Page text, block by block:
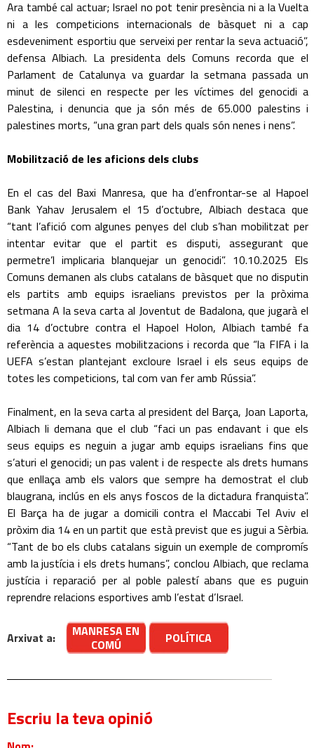
Ara també cal actuar; Israel no pot tenir presència ni a la Vuelta
ni a les competicions internacionals de bàsquet ni a cap
esdeveniment esportiu que serveixi per rentar la seva actuació”,
defensa Albiach. La presidenta dels Comuns recorda que el
Parlament de Catalunya va guardar la setmana passada un
minut de silenci en respecte per les víctimes del genocidi a
Palestina, i denuncia que ja són més de 65.000 palestins i
palestines morts, “una gran part dels quals són nenes i nens”.
Mobilització de les aficions dels clubs
En el cas del Baxi Manresa, que ha d’enfrontar-se al Hapoel
Bank Yahav Jerusalem el 15 d’octubre, Albiach destaca que
“tant l’afició com algunes penyes del club s’han mobilitzat per
intentar evitar que el partit es disputi, assegurant que
permetre’l implicaria blanquejar un genocidi”. 10.10.2025 Els
Comuns demanen als clubs catalans de bàsquet que no disputin
els partits amb equips israelians previstos per la pròxima
setmana A la seva carta al Joventut de Badalona, que jugarà el
dia 14 d’octubre contra el Hapoel Holon, Albiach també fa
referència a aquestes mobilitzacions i recorda que “la FIFA i la
UEFA s’estan plantejant excloure Israel i els seus equips de
totes les competicions, tal com van fer amb Rússia”.
Finalment, en la seva carta al president del Barça, Joan Laporta,
Albiach li demana que el club “faci un pas endavant i que els
seus equips es neguin a jugar amb equips israelians fins que
s’aturi el genocidi; un pas valent i de respecte als drets humans
que enllaça amb els valors que sempre ha demostrat el club
blaugrana, inclús en els anys foscos de la dictadura franquista”.
El Barça ha de jugar a domicili contra el Maccabi Tel Aviv el
pròxim dia 14 en un partit que està previst que es jugui a Sèrbia.
“Tant de bo els clubs catalans siguin un exemple de compromís
amb la justícia i els drets humans”, conclou Albiach, que reclama
justícia i reparació per al poble palestí abans que es puguin
reprendre relacions esportives amb l’estat d’Israel.
Arxivat a:
MANRESA EN
COMÚ
POLÍTICA
Escriu la teva opinió